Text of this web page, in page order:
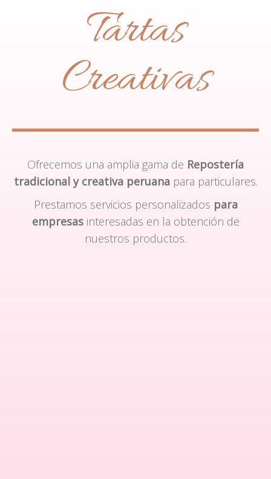
Tartas
Creativas
Ofrecemos una amplia gama de Repostería
tradicional y creativa peruanapara particulares.
Prestamos servicios personalizados para
empresasinteresadas en la obtención de
nuestros productos.